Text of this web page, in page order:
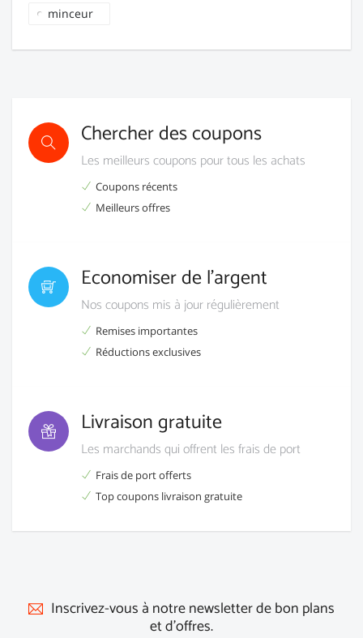
minceur
Chercher des coupons
Les meilleurs coupons pour tous les achats
Coupons récents
Meilleurs offres
Economiser de l’argent
Nos coupons mis à jour régulièrement
Remises importantes
Réductions exclusives
Livraison gratuite
Les marchands qui offrent les frais de port
Frais de port offerts
Top coupons livraison gratuite
Inscrivez-vous à notre newsletter de bon plans
et d'offres.